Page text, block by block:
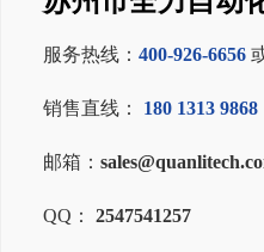
服务热线： 400-926-6656
销售直线： 180 1313 9868
邮箱：
QQ： 2547541257